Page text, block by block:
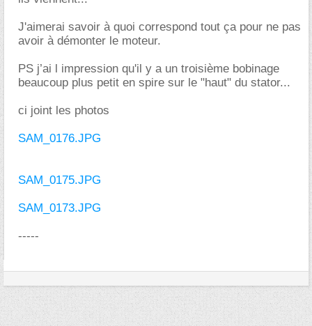
J'aimerai savoir à quoi correspond tout ça pour ne pas
avoir à démonter le moteur.
PS j’ai l impression qu'il y a un troisième bobinage
beaucoup plus petit en spire sur le "haut" du stator...
ci joint les photos
SAM_0176.JPG
SAM_0175.JPG
SAM_0173.JPG
-----